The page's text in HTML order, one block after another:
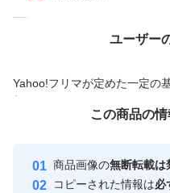
る場合があります。
ご理解の上、ご購入いた
全て正規品です
ユーザー
Yahoo!フリマが定めた一定の
付与しています
安心取引出品者
価格の相談
この商品の
商品画像の無断転載は
コピーされた情報は必
この商品をみている人に